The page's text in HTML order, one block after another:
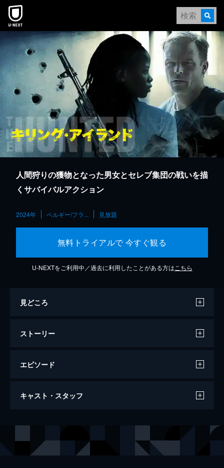
本文へスキップ
人間狩りの獲物となった男女とセレブ集団の戦いを描
くサバイバルアクション
2024年 ベルギー/フラ... 見放題
無料トライアルで 今すぐ観る
U-NEXTをご利用中／過去に利用したことがある方は こちら
見どころ
ストーリー
エピソード
キリング・アイランド
キャスト・スタッフ
アレック・ニューマン